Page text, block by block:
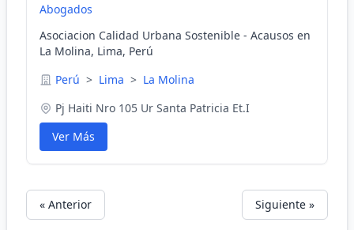
Abogados
Asociacion Calidad Urbana Sostenible - Acausos en
La Molina, Lima, Perú
Perú > Lima > La Molina
Pj Haiti Nro 105 Ur Santa Patricia Et.I
Ver Más
« Anterior Siguiente »